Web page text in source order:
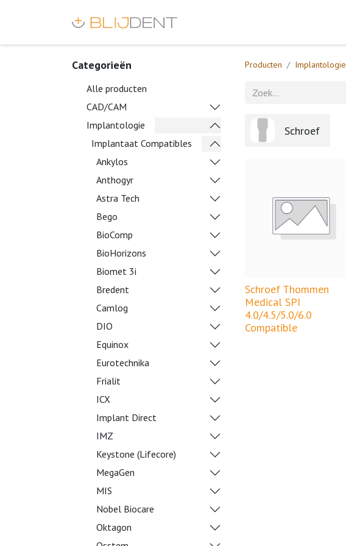
Categorieën
Alle producten
CAD/CAM
Implantologie
Implantaat Compatibles
Ankylos
Anthogyr
Astra Tech
Bego
BioComp
BioHorizons
Biomet 3i
Bredent
Camlog
DIO
Equinox
Eurotechnika
Frialit
ICX
Implant Direct
IMZ
Keystone (Lifecore)
MegaGen
MIS
Nobel Biocare
Oktagon
Producten Implantologie
Schroef
Schroef Thommen
Medical SPI
4.0/4.5/5.0/6.0
Compatible